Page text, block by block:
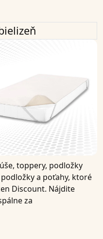
toppery, podložky
a poťahy, ktoré
Discount. Nájdite
za